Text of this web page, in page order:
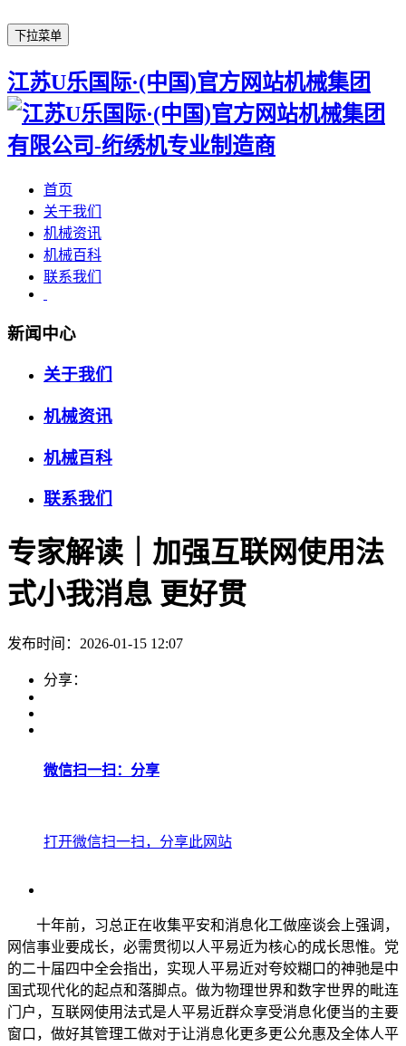
下拉菜单
江苏U乐国际·(中国)官方网站机械集团
首页
关于我们
机械资讯
机械百科
联系我们
新闻中心
关于我们
机械资讯
机械百科
联系我们
专家解读｜加强互联网使用法
式小我消息 更好贯
发布时间：2026-01-15 12:07
分享：
微信扫一扫：分享
打开微信扫一扫，分享此网站
十年前，习总正在收集平安和消息化工做座谈会上强调，
网信事业要成长，必需贯彻以人平易近为核心的成长思惟。党
的二十届四中全会指出，实现人平易近对夸姣糊口的神驰是中
国式现代化的起点和落脚点。做为物理世界和数字世界的毗连
门户，互联网使用法式是人平易近群众享受消息化便当的主要
窗口，做好其管理工做对于让消息化更多更公允惠及全体人平